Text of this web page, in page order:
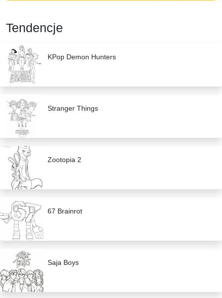
Tendencje
KPop Demon Hunters
Stranger Things
Zootopia 2
67 Brainrot
Saja Boys